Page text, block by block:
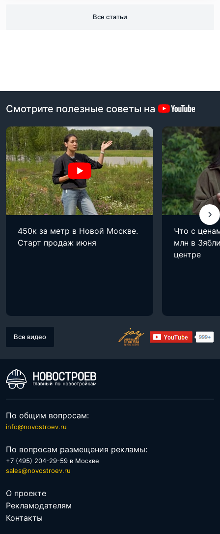
Все статьи
Смотрите полезные советы на
450к за метр в Новой Москве.
Старт продаж июня
Что с
млн в
центре
Все видео
По общим вопросам:
info@novostroev.ru
По вопросам размещения рекламы:
+7 (495) 204-29-59 в Москве
sales@novostroev.ru
О проекте
Рекламодателям
Контакты